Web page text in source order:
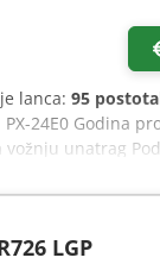
lanca: 95
PX-24E0 Godina
unatrag
CE/ EPA
LGP